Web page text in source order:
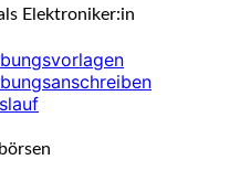
Elektroniker:in